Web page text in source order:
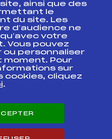
fédéral
Formation, Suivi
ainsi que des
le
du site. Les
d’audience ne
votre
Vous pouvez
personnaliser
moment. Pour
sur
cookies, cliquez
.